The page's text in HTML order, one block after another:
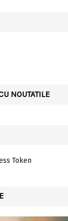
NOUTATILE
Token